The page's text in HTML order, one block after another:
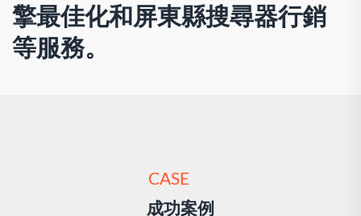
擎最佳化和屏東縣搜尋器行銷
等服務。
CASE
成功案例